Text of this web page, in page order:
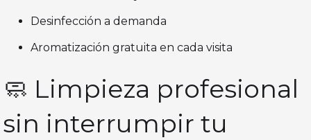
Desinfección a demanda
Aromatización gratuita en cada visita
🧼 Limpieza profesional
sin interrumpir tu